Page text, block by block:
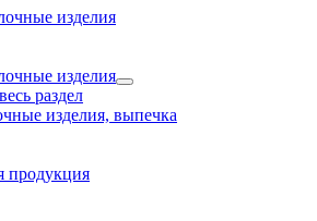
изделия
изделия
раздел
изделия, выпечка
продукция